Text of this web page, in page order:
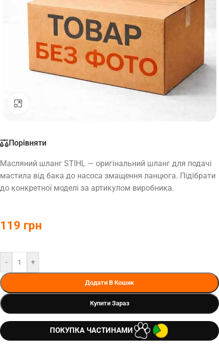
Порівняти
Масляний шланг STIHL — оригінальний шланг для подачі
мастила від бака до насоса змащення ланцюга. Підібрати
до конкретної моделі за артикулом виробника.
119 грн
- +
Додати В Кошик
Купити Зараз
ПОКУПКА ЧАСТИНАМИ